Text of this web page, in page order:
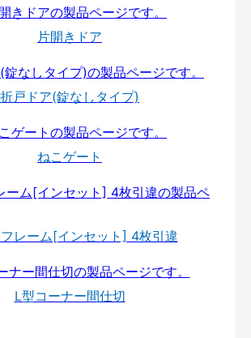
片開きドア
折戸ドア(錠なしタイプ)
ねこゲート
レーム[インセット] 4枚引違
L型コーナー間仕切